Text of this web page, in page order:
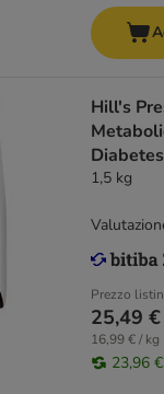
Hill's
Pollo
1,5 kg
Prezzo
25,49 €
16,99 € / kg
23,96 €